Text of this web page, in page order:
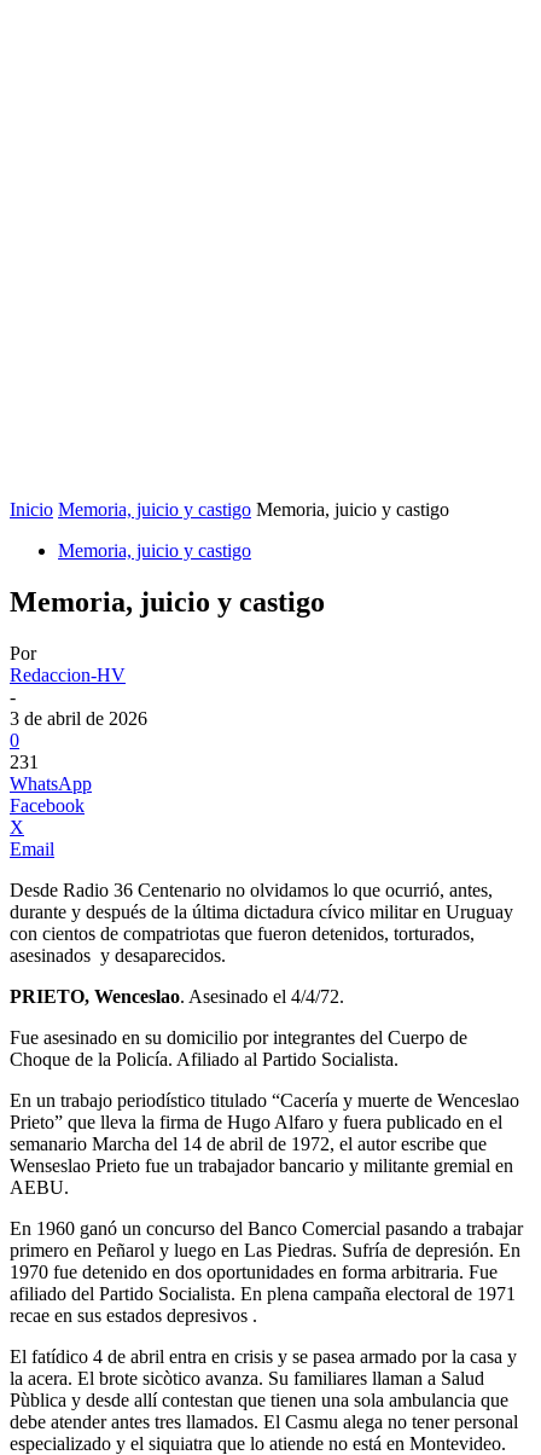
Inicio Memoria, juicio y castigo Memoria, juicio y castigo
Memoria, juicio y castigo
Memoria, juicio y castigo
Por
Redaccion-HV
-
3 de abril de 2026
0
231
WhatsApp
Facebook
X
Email
Desde Radio 36 Centenario no olvidamos lo que ocurrió, antes,
durante y después de la última dictadura cívico militar en Uruguay
con cientos de compatriotas que fueron detenidos, torturados,
asesinados y desaparecidos.
PRIETO, Wenceslao. Asesinado el 4/4/72.
Fue asesinado en su domicilio por integrantes del Cuerpo de
Choque de la Policía. Afiliado al Partido Socialista.
En un trabajo periodístico titulado “Cacería y muerte de Wenceslao
Prieto” que lleva la firma de Hugo Alfaro y fuera publicado en el
semanario Marcha del 14 de abril de 1972, el autor escribe que
Wenseslao Prieto fue un trabajador bancario y militante gremial en
AEBU.
En 1960 ganó un concurso del Banco Comercial pasando a trabajar
primero en Peñarol y luego en Las Piedras. Sufría de depresión. En
1970 fue detenido en dos oportunidades en forma arbitraria. Fue
afiliado del Partido Socialista. En plena campaña electoral de 1971
recae en sus estados depresivos .
El fatídico 4 de abril entra en crisis y se pasea armado por la casa y
la acera. El brote sicòtico avanza. Su familiares llaman a Salud
Pùblica y desde allí contestan que tienen una sola ambulancia que
debe atender antes tres llamados. El Casmu alega no tener personal
especializado y el siquiatra que lo atiende no está en Montevideo.